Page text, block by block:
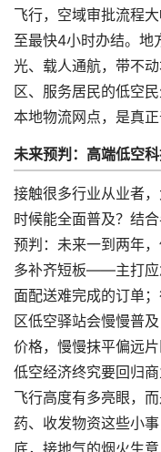
飞行，空域审批流程
至最快4小时办结。地
光、载人通航，带不
区、服务居民的低空
本地物流网点，是真
未来预判：高端低空
接触很多行业从业者
时候能全面普及？结
预判：未来一到两年
多补齐短板——主打应
面配送难完成的订单
区低空驿站会慢慢普
价格，慢慢抹平偏远
低空经济终究要回归
飞行高度有多亮眼，
药、收发物资这些小